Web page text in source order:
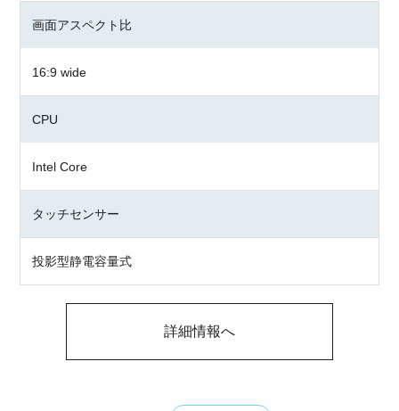
画面アスペクト比
16:9 wide
CPU
Intel Core
タッチセンサー
投影型静電容量式
詳細情報へ